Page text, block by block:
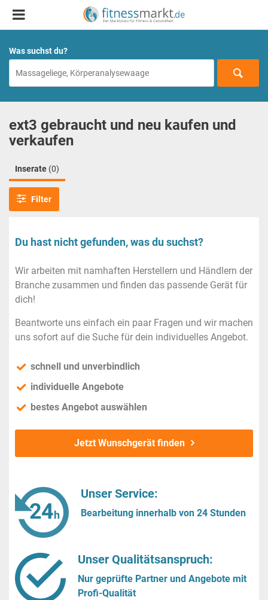
Was suchst du?
ext3 gebraucht und neu kaufen und
verkaufen
Inserate (0)
Filter
Du hast nicht gefunden, was du suchst?
Wir arbeiten mit namhaften Herstellern und Händlern der
Branche zusammen und finden das passende Gerät für
dich!
Beantworte uns einfach ein paar Fragen und wir machen
uns sofort auf die Suche für dein individuelles Angebot.
schnell und unverbindlich
individuelle Angebote
bestes Angebot auswählen
Jetzt Wunschgerät finden
Unser Service:
Bearbeitung innerhalb von 24 Stunden
Unser Qualitätsanspruch:
Nur geprüfte Partner und Angebote mit
Profi-Qualität